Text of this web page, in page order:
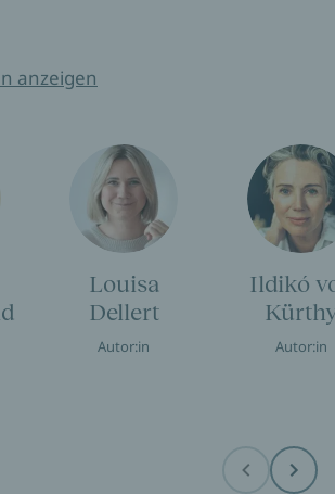
anzeigen
Louisa
Dellert
Autor:in
Ildikó
Autor:in
Before Next